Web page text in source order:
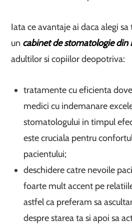
Iata ce avantaje ai daca alegi
un cabinet de stomatologie din
adultilor si copiilor deopotriva:
tratamente cu eficienta
medici cu indemanare
stomatologului in timpul
este cruciala pentru
pacientului;
deschidere catre nevoile
foarte mult accent pe
astfel ca preferam sa
despre starea ta si apoi sa